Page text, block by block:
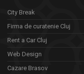
City Break
Firma de curatenie Cluj
Rent a Car Cluj
Web Design
Cazare Brasov